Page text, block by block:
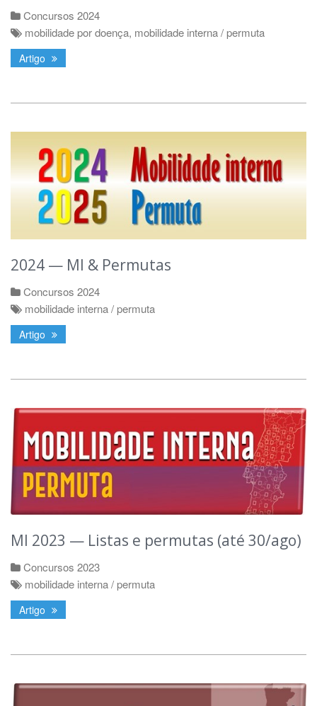
Concursos 2024
mobilidade por doença, mobilidade interna / permuta
Artigo
2024 — MI & Permutas
Concursos 2024
mobilidade interna / permuta
Artigo
MI 2023 — Listas e permutas (até 30/ago)
Concursos 2023
mobilidade interna / permuta
Artigo